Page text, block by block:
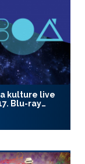
kulture live
Blu-ray